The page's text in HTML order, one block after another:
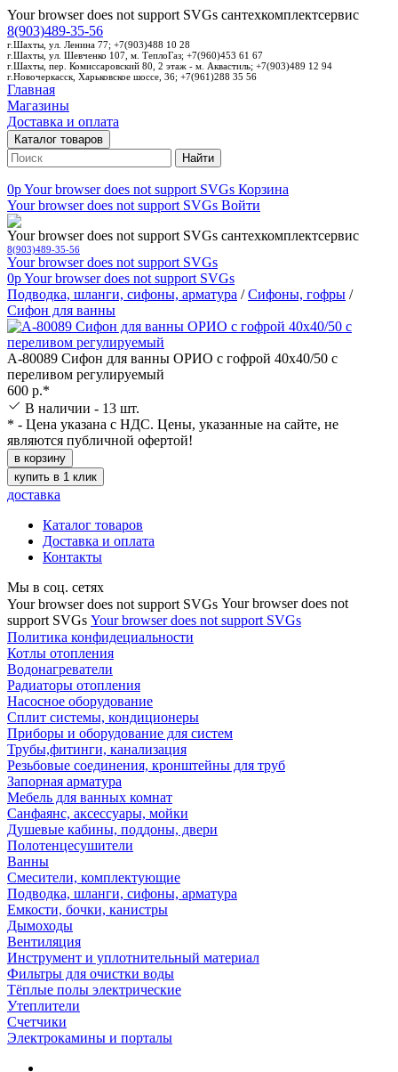
Your browser does not support SVGs сантехкомплектсервис
8(903)489-35-56
г.Шахты, ул. Ленина 77; +7(903)488 10 28
г.Шахты, ул. Шевченко 107, м. ТеплоГаз; +7(960)453 61 67
г.Шахты, пер. Комиссаровский 80, 2 этаж - м. Аквастиль; +7(903)489 12 94
г.Новочеркасск, Харьковское шоссе, 36; +7(961)288 35 56
Главная
Магазины
Доставка и оплата
Каталог товаров
Найти
0pYour browser does not support SVGs Корзина
Your browser does not support SVGs Войти
Your browser does not support SVGs сантехкомплектсервис
8(903)489-35-56
Your browser does not support SVGs
0pYour browser does not support SVGs
Подводка, шланги, сифоны, арматура /Сифоны, гофры /
Сифон для ванны
А-80089 Сифон для ванны ОРИО с гофрой 40х40/50 с
переливом регулируемый
600 р.*
В наличии - 13 шт.
* - Цена указана с НДС. Цены, указанные на сайте, не
являются публичной офертой!
в корзину
купить в 1 клик
доставка
Каталог товаров
Доставка и оплата
Контакты
Мы в соц. сетях
Your browser does not support SVGs Your browser does not
support SVGs Your browser does not support SVGs
Политика конфидециальности
Котлы отопления
Водонагреватели
Радиаторы отопления
Насосное оборудование
Сплит системы, кондиционеры
Приборы и оборудование для систем
Трубы,фитинги, канализация
Резьбовые соединения, кронштейны для труб
Запорная арматура
Мебель для ванных комнат
Санфаянс, аксессуары, мойки
Душевые кабины, поддоны, двери
Полотенцесушители
Ванны
Смесители, комплектующие
Подводка, шланги, сифоны, арматура
Емкости, бочки, канистры
Дымоходы
Вентиляция
Инструмент и уплотнительный материал
Фильтры для очистки воды
Тёплые полы электрические
Утеплители
Счетчики
Электрокамины и порталы